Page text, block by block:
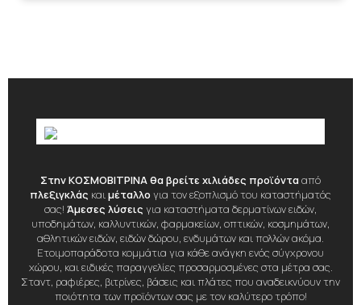
Στην ΚΟΣΜΟΒΙΤΡΙΝΑ θα βρείτε χιλιάδες προϊόντααπό
πλεξιγκλάς καιμέταλλο για τον εξοπλισμό του καταστήματός
σας! Άμεσες λύσεις για καταστήματα δερματίνων ειδών,
υποδημάτων, καλλυντικών, φαρμακείων, οπτικών, κοσμημάτων,
αθλητικών ειδών, ειδών δώρου, ενδυμάτων και πολλών ακόμα.
Ετοιμοπαράδοτα κομμάτια για κάθε ανάγκη ενός σύγχρονου
χώρου, και ειδικές παραγγελίες προσαρμοσμένες στα μέτρα σας.
Σταντ, ραφιέρες, βιτρίνες, βάσεις και πλάτες που αναδεικνύουν την
ποιότητα των προϊόντων σας με τον καλύτερο τρόπο!